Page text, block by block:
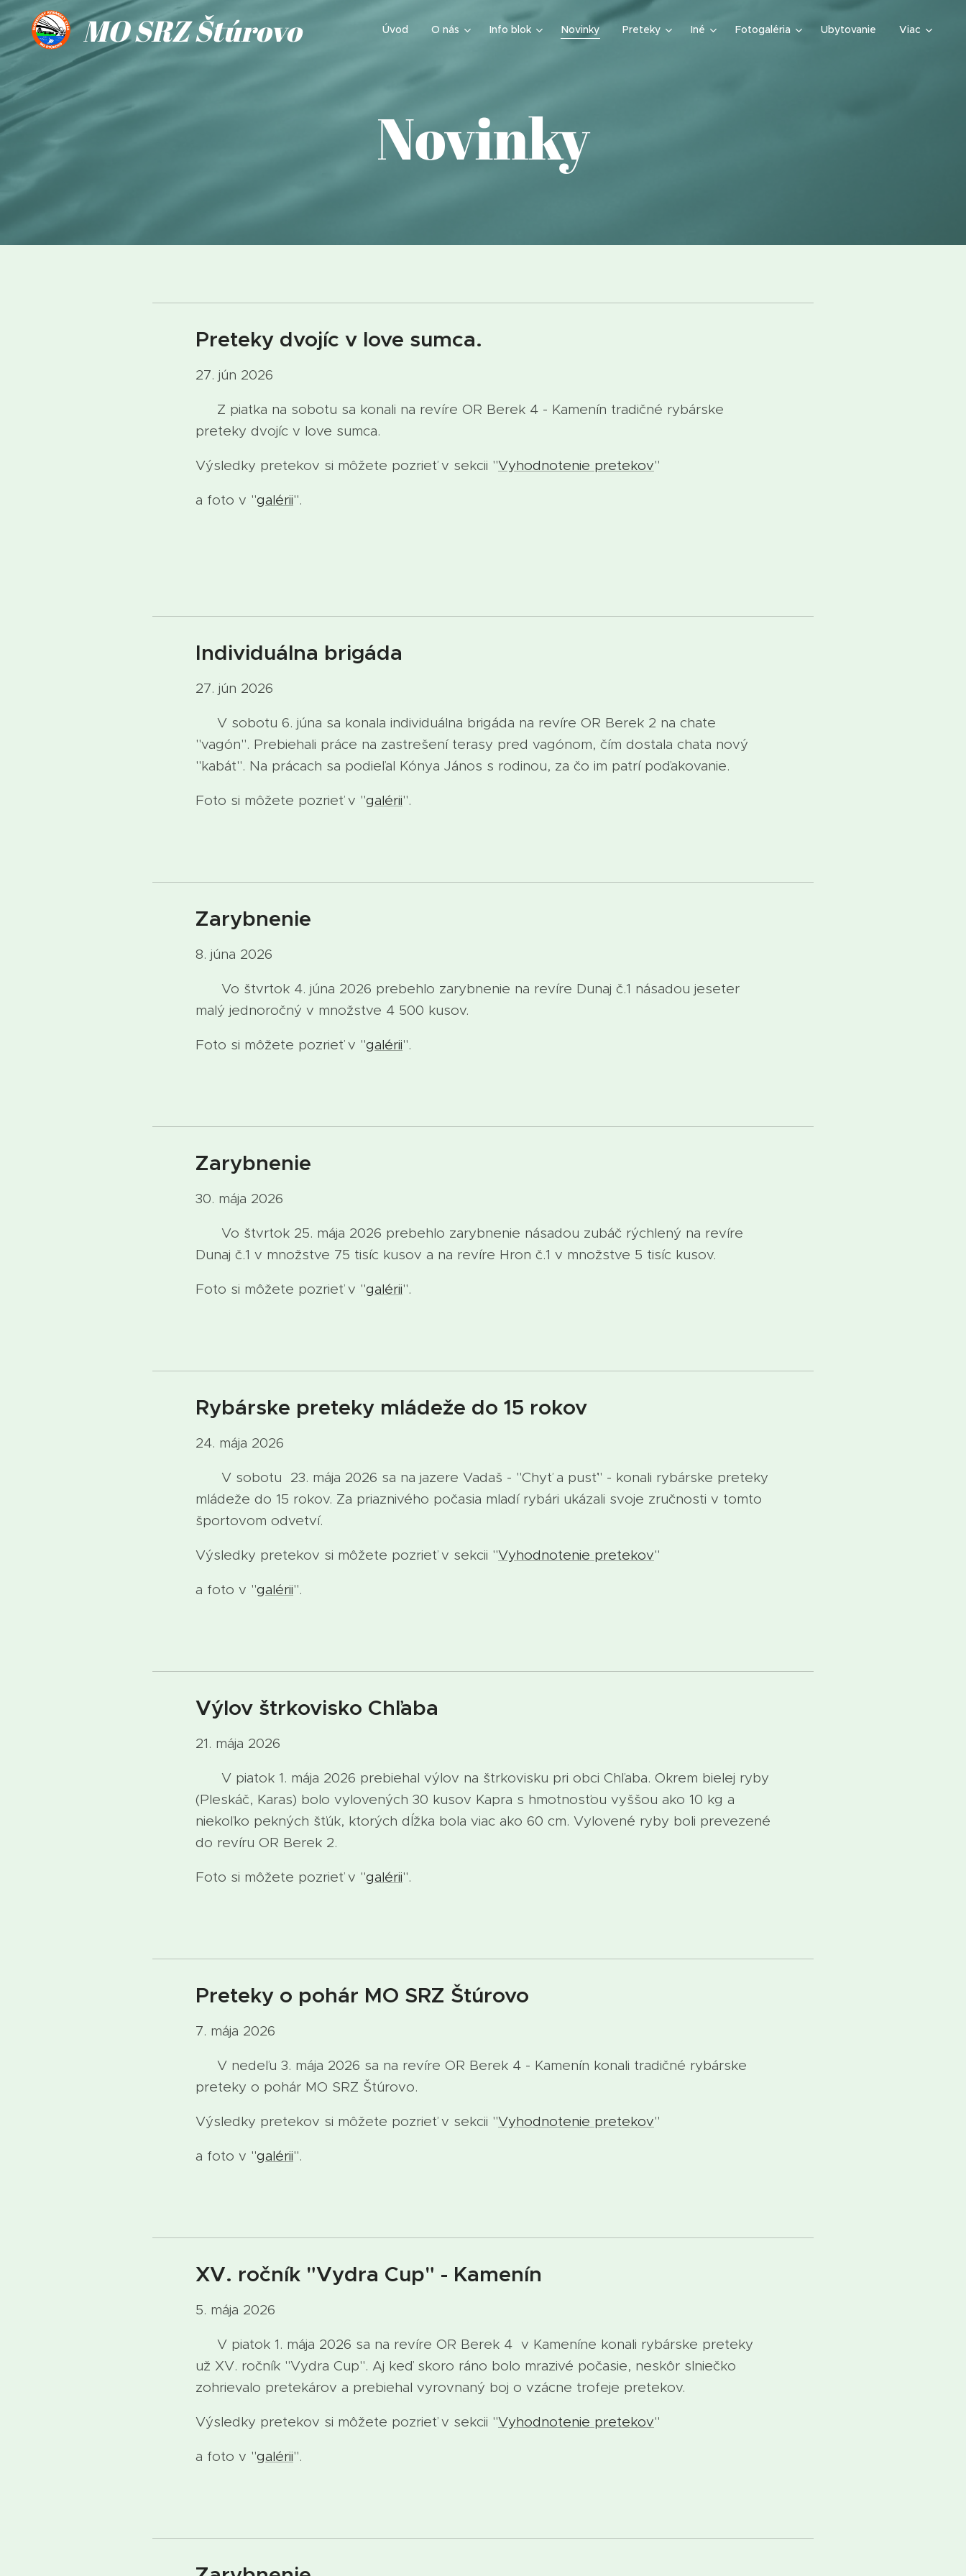
MO SRZ Štúrovo Úvod O nás Info blok Novinky Preteky Iné Fotogaléria Ubytovanie Viac
Novinky
Preteky dvojíc v love sumca.
27. jún 2026
Z piatka na sobotu sa konali na revíre OR Berek 4 - Kamenín tradičné rybárske
preteky dvojíc v love sumca.
Výsledky pretekov si môžete pozrieť v sekcii "Vyhodnotenie pretekov"
a foto v "galérii".
Individuálna brigáda
27. jún 2026
V sobotu 6. júna sa konala individuálna brigáda na revíre OR Berek 2 na chate
"vagón". Prebiehali práce na zastrešení terasy pred vagónom, čím dostala chata nový
"kabát". Na prácach sa podieľal Kónya János s rodinou, za čo im patrí poďakovanie.
Foto si môžete pozrieť v "galérii".
Zarybnenie
8. júna 2026
Vo štvrtok 4. júna 2026 prebehlo zarybnenie na revíre Dunaj č.1 násadou jeseter
malý jednoročný v množstve 4 500 kusov.
Foto si môžete pozrieť v "galérii".
Zarybnenie
30. mája 2026
Vo štvrtok 25. mája 2026 prebehlo zarybnenie násadou zubáč rýchlený na revíre
Dunaj č.1 v množstve 75 tisíc kusov a na revíre Hron č.1 v množstve 5 tisíc kusov.
Foto si môžete pozrieť v "galérii".
Rybárske preteky mládeže do 15 rokov
24. mája 2026
V sobotu 23. mája 2026 sa na jazere Vadaš - "Chyť a pusť" - konali rybárske preteky
mládeže do 15 rokov. Za priaznivého počasia mladí rybári ukázali svoje zručnosti v tomto
športovom odvetví.
Výsledky pretekov si môžete pozrieť v sekcii "Vyhodnotenie pretekov"
a foto v "galérii".
Výlov štrkovisko Chľaba
21. mája 2026
V piatok 1. mája 2026 prebiehal výlov na štrkovisku pri obci Chľaba. Okrem bielej ryby
(Pleskáč, Karas) bolo vylovených 30 kusov Kapra s hmotnosťou vyššou ako 10 kg a
niekoľko pekných šťúk, ktorých dĺžka bola viac ako 60 cm. Vylovené ryby boli prevezené
do revíru OR Berek 2.
Foto si môžete pozrieť v "galérii".
Preteky o pohár MO SRZ Štúrovo
7. mája 2026
V nedeľu 3. mája 2026 sa na revíre OR Berek 4 - Kamenín konali tradičné rybárske
preteky o pohár MO SRZ Štúrovo.
Výsledky pretekov si môžete pozrieť v sekcii "Vyhodnotenie pretekov"
a foto v "galérii".
XV. ročník "Vydra Cup" - Kamenín
5. mája 2026
V piatok 1. mája 2026 sa na revíre OR Berek 4 v Kameníne konali rybárske preteky
už XV. ročník "Vydra Cup". Aj keď skoro ráno bolo mrazivé počasie, neskôr slniečko
zohrievalo pretekárov a prebiehal vyrovnaný boj o vzácne trofeje pretekov.
Výsledky pretekov si môžete pozrieť v sekcii "Vyhodnotenie pretekov"
a foto v "galérii".